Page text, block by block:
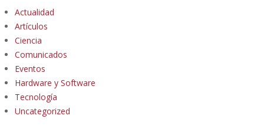
Actualidad
Artículos
Ciencia
Comunicados
Eventos
Hardware y Software
Tecnología
Uncategorized